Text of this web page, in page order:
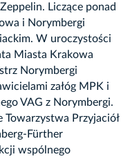
Liczące ponad
i Norymbergi
W uroczystości
Miasta Krakowa
Norymbergi
załóg MPK i
VAG z Norymbergi.
Przyjaciół
Fürther
wspólnego